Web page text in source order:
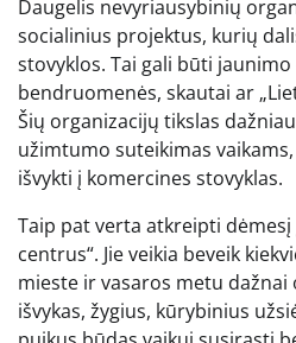
Daugelis nevyriausybinių
socialinius projektus, kurių
stovyklos. Tai gali būti
bendruomenės, skautai ar
Šių organizacijų tikslas
užimtumo suteikimas
išvykti į komercines stovyklas.
Taip pat verta atkreipti
centrus“. Jie veikia beveik
mieste ir vasaros metu
išvykas, žygius, kūrybinius